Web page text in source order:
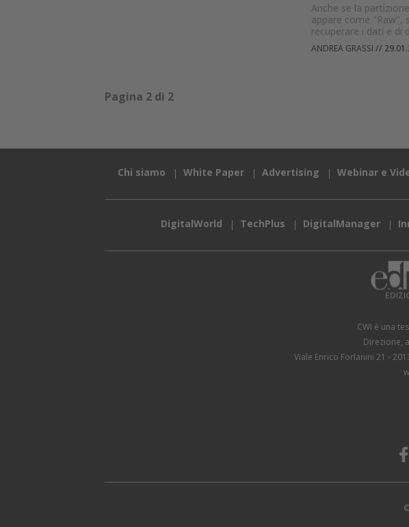
Anche se la
appare come "Raw",
recuperare i dati e di
ANDREA GRASSI //
Pagina 2 di 2
Chi siamo White Paper Advertising Webinar e
DigitalWorld TechPlus DigitalManager
CWI è una
Direzione,
Viale Enrico Forlanini 21 -